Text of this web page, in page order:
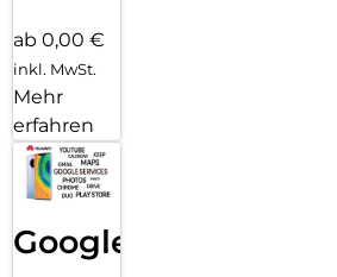
ab 0,00 €
inkl. MwSt.
Mehr
erfahren
Google